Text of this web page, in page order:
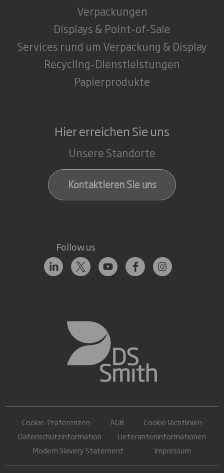
Verpackungen
Displays & Point-of-Sale
Services rund um Verpackung & Display
Recycling-Dienstleistungen
Papierprodukte
Hier erreichen Sie uns
Unsere Standorte
Kontaktieren Sie uns
Follow us
Cookie-Präferenzen AGB
Cookie Richtlinien
Datenschutzinformation
Lieferanteninformationen
Modern Slavery Statement
Impressum